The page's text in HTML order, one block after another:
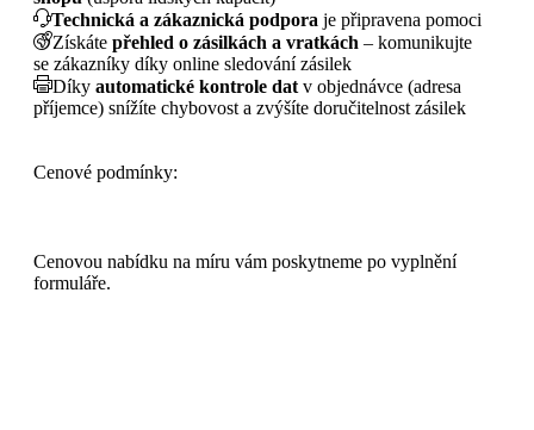
Technická a zákaznická podpora je připravena pomoci
Získáte přehled o zásilkách a vratkách – komunikujte
se zákazníky díky online sledování zásilek
Díky automatické kontrole dat v objednávce (adresa
příjemce) snížíte chybovost a zvýšíte doručitelnost zásilek
Cenové podmínky:
Cenovou nabídku na míru vám poskytneme po vyplnění
formuláře.